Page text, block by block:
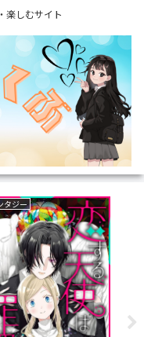
楽しむサイト
タジー